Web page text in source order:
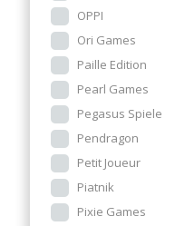
OPPI
Ori Games
Paille Edition
Pearl Games
Pegasus Spiele
Pendragon
Petit Joueur
Piatnik
Pixie Games